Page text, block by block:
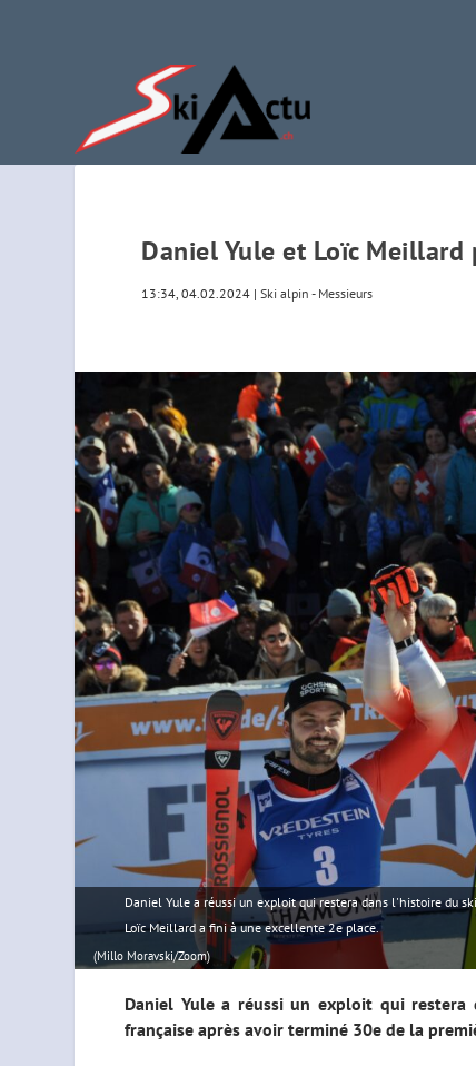
Daniel Yule et Loïc
13:34, 04.02.2024 |Ski alpin - Messieurs
Daniel Yule a réussi un exploit qui restera dans l'histoire du
Loïc Meillard a fini à une excellente 2e place.
(Millo Moravski/Zoom)
Daniel Yule a réussi un exploit qui
française après avoir terminé 30e de la